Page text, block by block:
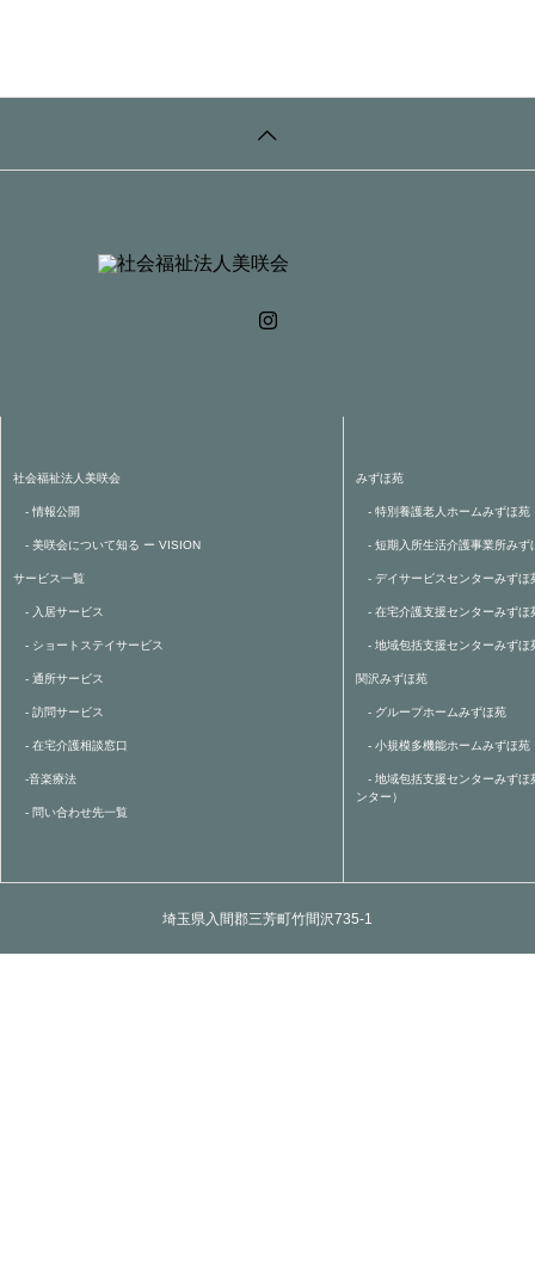
社会福祉法人美咲会
- 情報公開
- 美咲会について知る ー VISION
サービス一覧
- 入居サービス
- ショートステイサービス
- 通所サービス
- 訪問サービス
- 在宅介護相談窓口
-音楽療法
- 問い合わせ先一覧
みずほ苑
- 特別養護老人ホームみずほ苑
- 短期入所生活介護事業所みず
- デイサービスセンターみずほ
- 在宅介護支援センターみずほ
- 地域包括支援センターみずほ
関沢みずほ苑
- グループホームみずほ苑
- 小規模多機能ホームみずほ苑
- 地域包括支援センターみずほ
ンター）
埼玉県入間郡三芳町竹間沢735-1